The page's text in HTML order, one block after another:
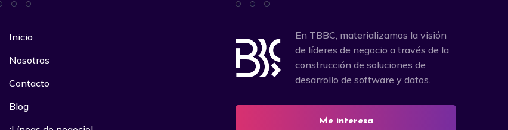
Inicio
Nosotros
Contacto
Blog
En TBBC, materializamos la visión
de líderes de negocio a través de la
construcción de soluciones de
desarrollo de software y datos.
Me interesa